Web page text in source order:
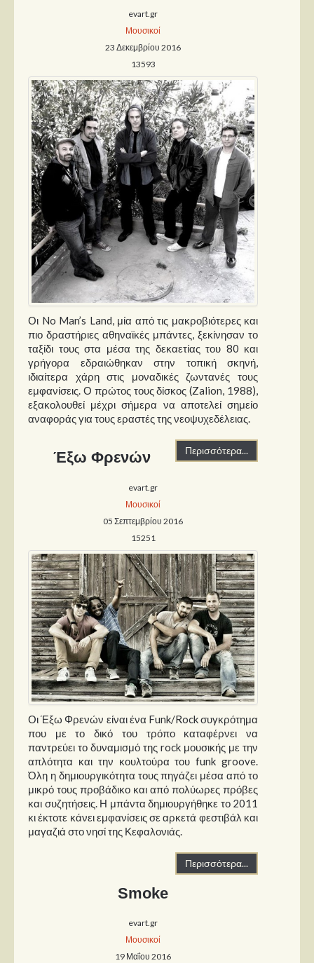
evart.gr
Μουσικοί
23 Δεκεμβρίου 2016
13593
Οι No Man’s Land, μία από τις μακροβιότερες και
πιο δραστήριες αθηναϊκές μπάντες, ξεκίνησαν το
ταξίδι τους στα μέσα της δεκαετίας του 80 και
γρήγορα εδραιώθηκαν στην τοπική σκηνή,
ιδιαίτερα χάρη στις μοναδικές ζωντανές τους
εμφανίσεις. Ο πρώτος τους δίσκος (Zalion, 1988),
εξακολουθεί μέχρι σήμερα να αποτελεί σημείο
αναφοράς για τους εραστές της νεοψυχεδέλειας.
Περισσότερα...
Έξω Φρενών
evart.gr
Μουσικοί
05 Σεπτεμβρίου 2016
15251
Οι Έξω Φρενών είναι ένα Funk/Rock συγκρότημα
που με το δικό του τρόπο καταφέρνει να
παντρεύει το δυναμισμό της rock μουσικής με την
απλότητα και την κουλτούρα του funk groove.
Όλη η δημιουργικότητα τους πηγάζει μέσα από το
μικρό τους προβάδικο και από πολύωρες πρόβες
και συζητήσεις. Η μπάντα δημιουργήθηκε το 2011
κι έκτοτε κάνει εμφανίσεις σε αρκετά φεστιβάλ και
μαγαζιά στο νησί της Κεφαλονιάς.
Περισσότερα...
Smoke
evart.gr
Μουσικοί
19 Μαΐου 2016